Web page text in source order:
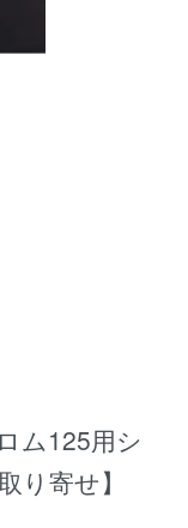
ム125用シ
り寄せ】